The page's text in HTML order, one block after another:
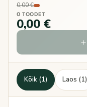
0,00 €
0 TOODET
0,00 €
Kõik (1) Laos (1)